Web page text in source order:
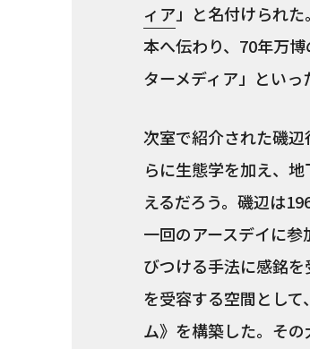
ィア 」と名付けられ
本へ伝わり、70年万
ターメディア」といっ
次室で紹介された磯
らに生態学を加え、
えるだろう。磯辺は
一回のアースデイに
びつける手法に感銘
を受容する空間とし
ム》を構築した。そ